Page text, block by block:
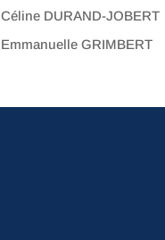
Céline DURAND-JOBERT
Emmanuelle GRIMBERT